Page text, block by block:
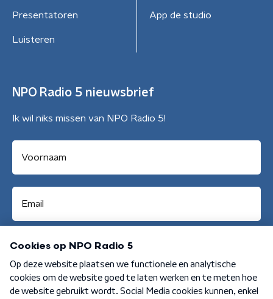
Presentatoren
Luisteren
App de studio
NPO Radio 5 nieuwsbrief
Ik wil niks missen van NPO Radio 5!
Aanmelden